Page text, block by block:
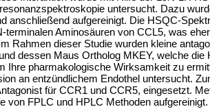
untersucht. Dazu
anschließend aufgereinigt. Die HSQC-
terminalen Aminosäuren von CCL5, was
Rahmen dieser Studie wurden kleine
dessen Maus Ortholog MKEY, welche die
Ihre pharmakologische Wirksamkeit zu
an entzündlichem Endothel untersucht.
für CCR1 und CCR5, eingesetzt.
von FPLC und HPLC Methoden